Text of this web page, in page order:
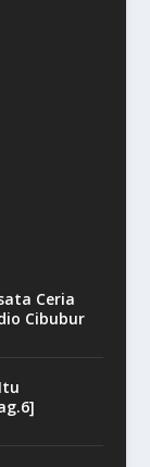
Ceria
Cibubur